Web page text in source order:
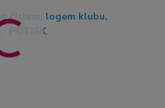
číslem, logem klubu,
POTISK